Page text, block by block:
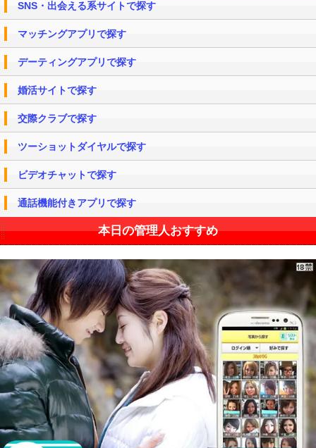
SNS・出会える系サイトで探す
マッチングアプリで探す
デーティングアプリで探す
婚活サイトで探す
交際クラブで探す
ツーショットダイヤルで探す
ビデオチャットで探す
通話機能付きアプリで探す
本日の管理人おすすめ